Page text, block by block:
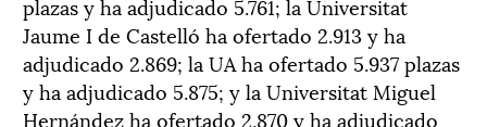
Jaume I de Castelló ha ofertado 2.913 y ha
adjudicado 2.869; la UA ha ofertado 5.937 plazas
y ha adjudicado 5.875; y la Universitat Miguel
Hernández ha ofertado 2.870 y ha adjudicado